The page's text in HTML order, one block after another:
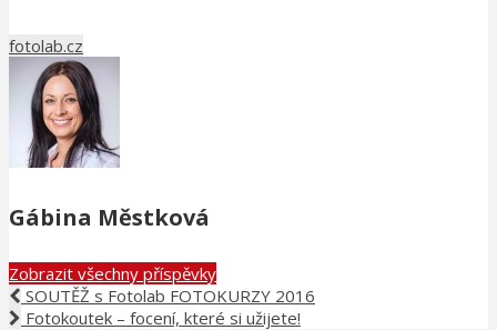
fotolab.cz
Gábina Městková
Zobrazit všechny příspěvky
SOUTĚŽ s Fotolab FOTOKURZY 2016
Fotokoutek – focení, které si užijete!